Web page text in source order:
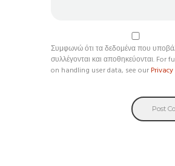
Συμφωνώ ότι τα δεδομένα που
συλλέγονται και αποθηκεύονται. For
on handling user data, see our